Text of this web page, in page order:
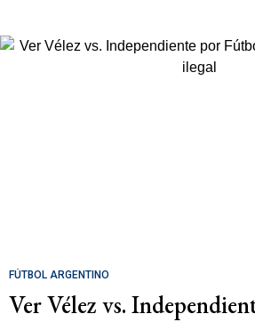
FÚTBOL ARGENTINO
Ver Vélez vs.